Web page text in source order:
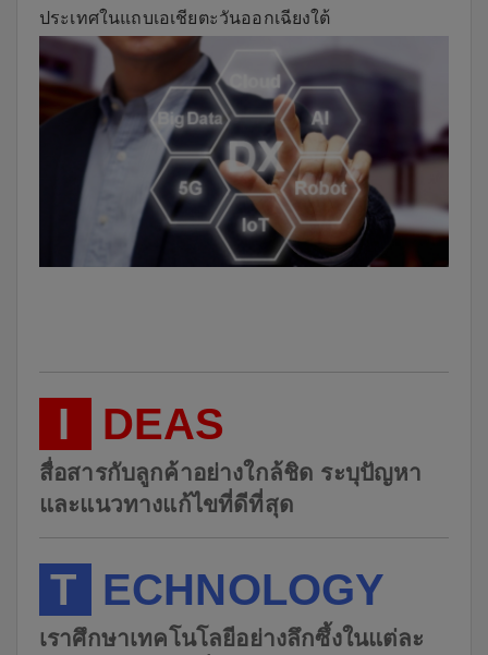
ประเทศในแถบเอเชียตะวันออกเฉียงใต้
I DEAS
สื่อสารกับลูกค้าอย่างใกล้ชิด ระบุปัญหา
และแนวทางแก้ไขที่ดีที่สุด
T ECHNOLOGY
เราศึกษาเทคโนโลยีอย่างลึกซึ้งในแต่ละ